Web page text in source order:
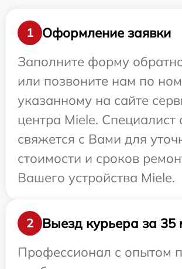
1
Оформление заявки
Заполните форму
или позвоните нам по
указанному на сайте
центра Miele. Специалист
свяжется с Вами для
стоимости и сроков
Вашего устройства Miele.
2
Выезд курьера за 35
Профессионал с опытом